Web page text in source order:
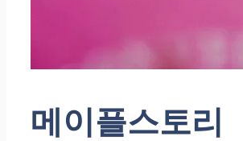
메이플스토리